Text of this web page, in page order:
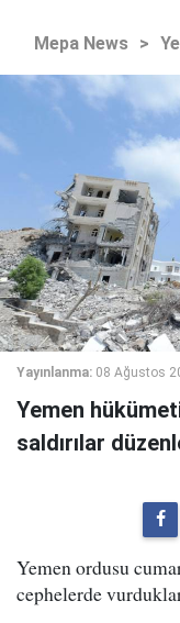
Mepa News >
Yayınlanma: 08 Ağustos
Yemen
saldırılar
Yemen ordusu
cephelerde